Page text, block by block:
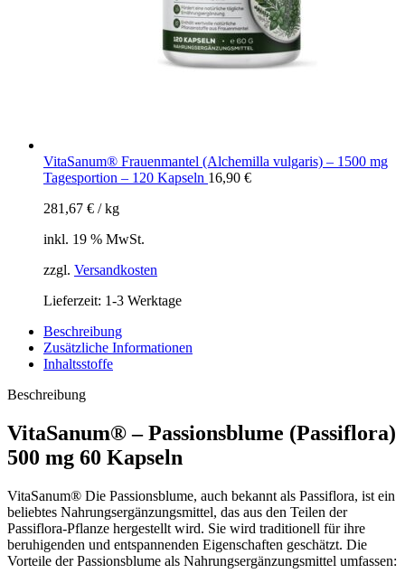
VitaSanum® Frauenmantel (Alchemilla vulgaris) – 1500 mg
Tagesportion – 120 Kapseln 16,90 €
281,67 € /kg
inkl. 19 % MwSt.
zzgl. Versandkosten
Lieferzeit: 1-3 Werktage
Beschreibung
Zusätzliche Informationen
Inhaltsstoffe
Beschreibung
VitaSanum® – Passionsblume (Passiflora)
500 mg 60 Kapseln
VitaSanum® Die Passionsblume, auch bekannt als Passiflora, ist ein
beliebtes Nahrungsergänzungsmittel, das aus den Teilen der
Passiflora-Pflanze hergestellt wird. Sie wird traditionell für ihre
beruhigenden und entspannenden Eigenschaften geschätzt. Die
Vorteile der Passionsblume als Nahrungsergänzungsmittel umfassen: